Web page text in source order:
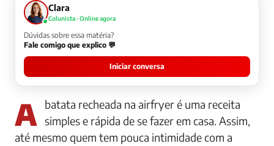
Clara
Colunista · Online agora
Dúvidas sobre essa matéria?
Fale comigo que explico 💬
Iniciar conversa
A batata recheada na airfryer é uma receita simples e rápida de se fazer em casa. Assim,
até mesmo quem tem pouca intimidade com a